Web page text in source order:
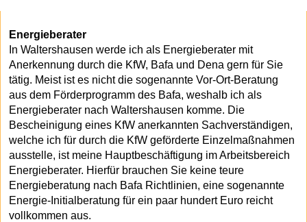
Energieberater
In Waltershausen werde ich als Energieberater mit
Anerkennung durch die KfW, Bafa und Dena gern für Sie
tätig. Meist ist es nicht die sogenannte Vor-Ort-Beratung
aus dem Förderprogramm des Bafa, weshalb ich als
Energieberater nach Waltershausen komme. Die
Bescheinigung eines KfW anerkannten Sachverständigen,
welche ich für durch die KfW geförderte Einzelmaßnahmen
ausstelle, ist meine Hauptbeschäftigung im Arbeitsbereich
Energieberater. Hierfür brauchen Sie keine teure
Energieberatung nach Bafa Richtlinien, eine sogenannte
Energie-Initialberatung für ein paar hundert Euro reicht
vollkommen aus.